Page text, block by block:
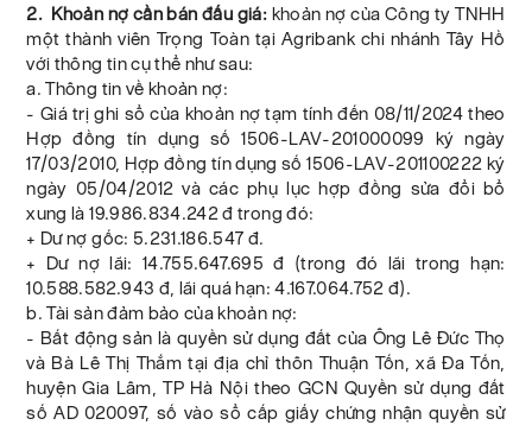
2. Khoản nợ cần bán đấu giá: khoản nợ của Công ty TNHH
một thành viên Trọng Toàn tại Agribank chi nhánh Tây Hồ
với thông tin cụ thể như sau:
a. Thông tin về khoản nợ:
- Giá trị ghi sổ của khoản nợ tạm tính đến 08/11/2024 theo
Hợp đồng tín dụng số 1506-LAV-201000099 ký ngày
17/03/2010, Hợp đồng tín dụng số 1506-LAV-201100222 ký
ngày 05/04/2012 và các phụ lục hợp đồng sửa đổi bổ
xung là 19.986.834.242 đ trong đó:
+ Dư nợ gốc: 5.231.186.547 đ.
+ Dư nợ lãi: 14.755.647.695 đ (trong đó lãi trong hạn:
10.588.582.943 đ, lãi quá hạn: 4.167.064.752 đ).
b. Tài sản đảm bảo của khoản nợ:
- Bất động sản là quyền sử dụng đất của Ông Lê Đức Thọ
và Bà Lê Thị Thắm tại địa chỉ thôn Thuận Tốn, xã Đa Tốn,
huyện Gia Lâm, TP Hà Nội theo GCN Quyền sử dụng đất
số AD 020097, số vào sổ cấp giấy chứng nhận quyền sử